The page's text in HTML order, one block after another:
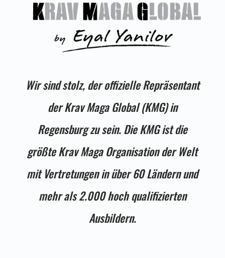
Wir sind stolz, der offizielle Repräsentant
der Krav Maga Global (KMG) in
Regensburg zu sein. Die KMG ist die
größte Krav Maga Organisation der Welt
mit Vertretungen in über 60 Ländern und
mehr als 2.000 hoch qualifizierten
Ausbildern.